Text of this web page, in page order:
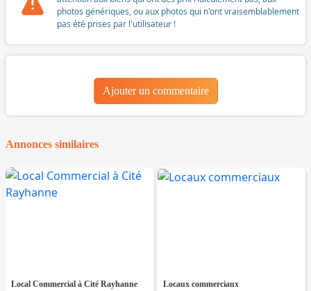
photos génériques, ou aux photos qui n'ont vraisemblablement
pas été prises par l'utilisateur !
Ajouter un commentaire
Annonces similaires
Local Commercial à Cité Rayhanne Locaux commerciaux